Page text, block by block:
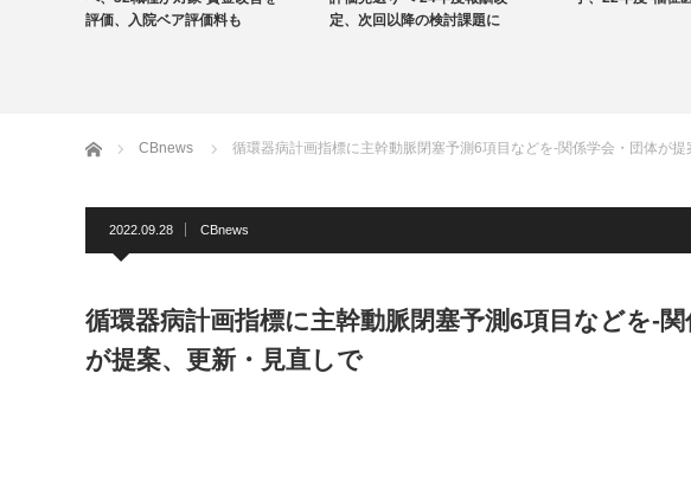
定、次回以降の検討課題に
ホーム CBnews 循環器病計画指標に主幹動脈閉塞予測6項目などを-関係学会・団体が
2022.09.28 CBnews
循環器病計画指標に主幹動脈閉塞予測6項目などを-
が提案、更新・見直しで